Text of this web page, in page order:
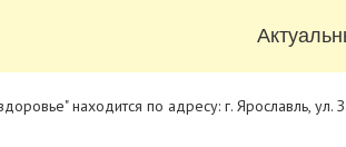
находится по адресу: г. Ярославль,